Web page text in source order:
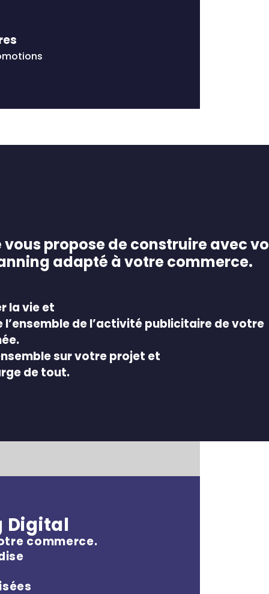
propose de construire avec
adapté à votre commerce.
la vie et
l’ensemble de l’activité publicitaire de votre
sur votre projet et
de tout.
Digital
commerce.